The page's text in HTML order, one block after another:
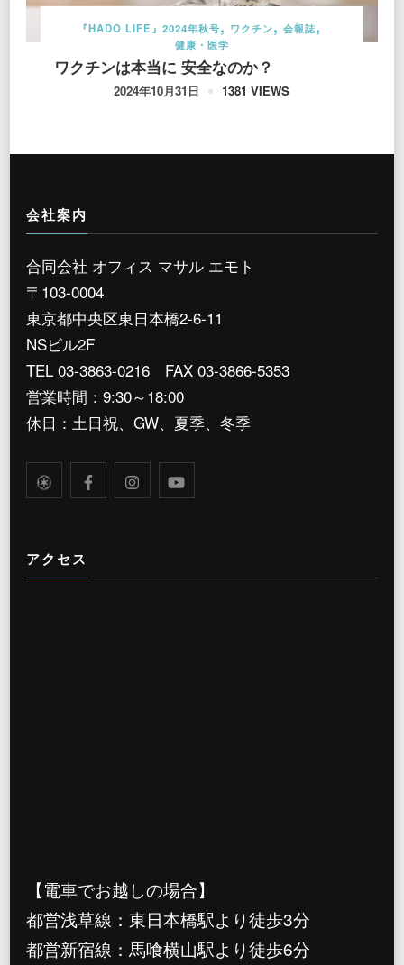
『HADO LIFE』2024年秋号 ワクチン
会報誌
健康・医学
ワクチンは本当に 安全なのか？
2024年10月31日 1381 VIEWS
会社案内
合同会社 オフィス マサル エモト
〒103-0004
東京都中央区東日本橋2-6-11
NSビル2F
TEL 03-3863-0216 FAX 03-3866-5353
営業時間：9:30～18:00
休日：土日祝、GW、夏季、冬季
アクセス
【電車でお越しの場合】
都営浅草線：東日本橋駅より徒歩3分
都営新宿線：馬喰横山駅より徒歩6分